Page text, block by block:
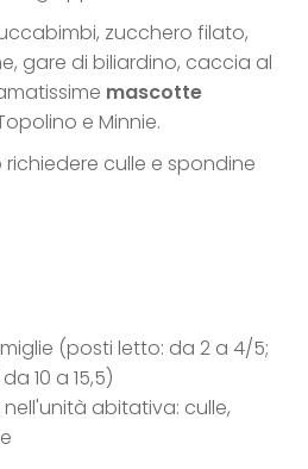
zucchero filato,
gare di biliardino, caccia al
mascotte
e Minnie.
culle e spondine
(posti letto: da 2 a 4/5;
10 a 15,5)
abitativa: culle,